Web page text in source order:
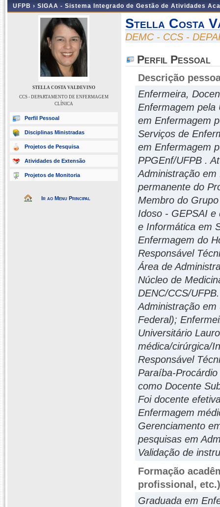
UFPB › SIGAA - Sistema Integrado de Gestão de Atividades
STELLA COSTA VALDEVINO
CCS - DEPARTAMENTO DE ENFERMAGEM
CLÍNICA
Perfil Pessoal
Disciplinas Ministradas
Projetos de Pesquisa
Atividades de Extensão
Projetos de Monitoria
Ir ao Menu Principal
Stella Costa
DEMC - CCS -
Perfil Pessoal
Descrição
Enfermeira,
Enfermagem pela
em Enfermagem
Serviços de
em Enfermagem
PPGEnf/UFPB .
Administração
permanente do
Membro do
Idoso - GEPSAI e
e Informática em
Enfermagem do
Responsável
Área de
Núcleo de
DENC/CCS/
Administração
Federal);
Universitário
médica/cirúrgica/
Responsável
Paraíba-
como Docente
Foi docente
Enfermagem
Gerenciamento
pesquisas em
Validação de
Formação
profissional, etc.)
Graduada em